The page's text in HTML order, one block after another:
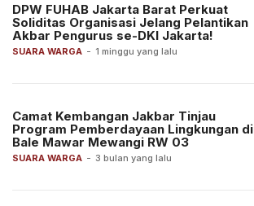
SUARA WARGA - 1 minggu yang lalu
DPW FUHAB Jakarta Barat Perkuat
Soliditas Organisasi Jelang Pelantikan
Akbar Pengurus se-DKI Jakarta!
SUARA WARGA - 3 bulan yang lalu
Camat Kembangan Jakbar Tinjau
Program Pemberdayaan Lingkungan di
Bale Mawar Mewangi RW 03